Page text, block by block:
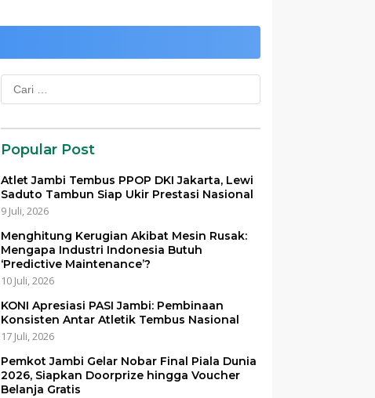
Cari
untuk:
Popular Post
Atlet Jambi Tembus PPOP DKI Jakarta, Lewi
Saduto Tambun Siap Ukir Prestasi Nasional
9 Juli, 2026
Menghitung Kerugian Akibat Mesin Rusak:
Mengapa Industri Indonesia Butuh
‘Predictive Maintenance’?
10 Juli, 2026
KONI Apresiasi PASI Jambi: Pembinaan
Konsisten Antar Atletik Tembus Nasional
17 Juli, 2026
Pemkot Jambi Gelar Nobar Final Piala Dunia
2026, Siapkan Doorprize hingga Voucher
Belanja Gratis